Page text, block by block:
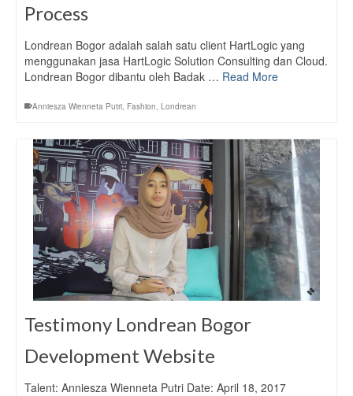
Process
Londrean Bogor adalah salah satu client HartLogic yang
menggunakan jasa HartLogic Solution Consulting dan Cloud.
Londrean Bogor dibantu oleh Badak … Read More
Anniesza Wienneta Putri Fashion Londrean
Testimony Londrean Bogor
Development Website
Talent: Anniesza Wienneta Putri Date: April 18, 2017